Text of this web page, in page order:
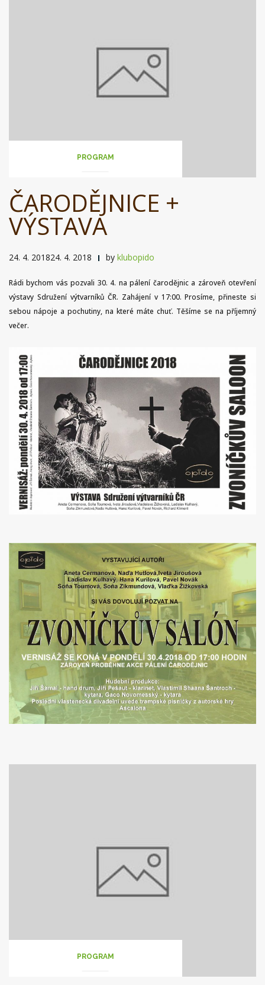
PROGRAM
ČARODĚJNICE +
VÝSTAVA
24. 4. 201824. 4. 2018 by klubopido
Rádi bychom vás pozvali 30. 4. na pálení čarodějnic a zároveň otevření
výstavy Sdružení výtvarníků ČR. Zahájení v 17:00. Prosíme, přineste si
sebou nápoje a pochutiny, na které máte chuť. Těšíme se na příjemný
večer.
PROGRAM